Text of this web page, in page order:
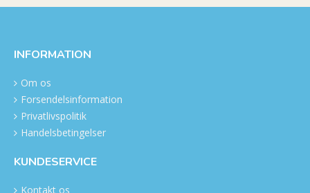
INFORMATION
Om os
Forsendelsinformation
Privatlivspolitik
Handelsbetingelser
KUNDESERVICE
Kontakt os